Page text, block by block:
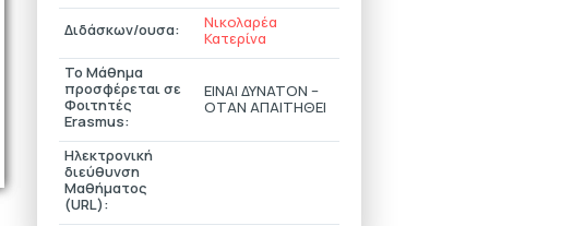
Διδάσκων/ουσα:
Νικολαρέα
Κατερίνα
Το Μάθημα
προσφέρεται σε
Φοιτητές
Erasmus:
ΕΙΝΑΙ ΔΥΝΑΤΟΝ –
ΟΤΑΝ ΑΠΑΙΤΗΘΕΙ
Ηλεκτρονική
διεύθυνση
Μαθήματος
(URL):